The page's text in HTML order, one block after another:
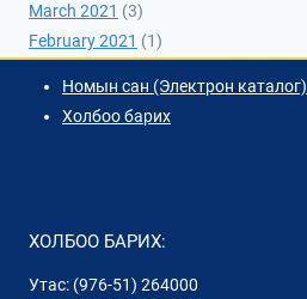
March 2021 (3)
February 2021 (1)
Номын сан (Электрон каталог)
Холбоо барих
ХОЛБОО БАРИХ:
Утас: (976-51) 264000